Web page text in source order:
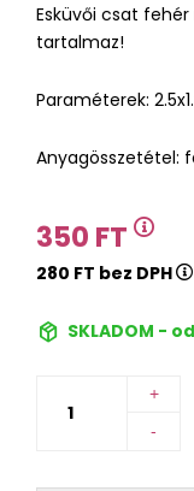
Esküvői csat
tartalmaz!
Paraméterek:
Anyagösszetétel:
350 FT
280 FT bez DPH
SKLADOM -
+
-